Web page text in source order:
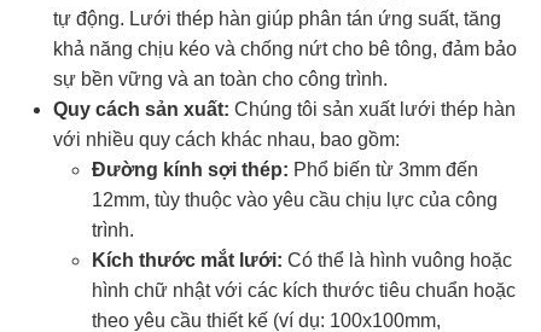
tự động. Lưới thép hàn giúp phân tán ứng suất, tăng
khả năng chịu kéo và chống nứt cho bê tông, đảm bảo
sự bền vững và an toàn cho công trình.
Quy cách sản xuất: Chúng tôi sản xuất lưới thép hàn
với nhiều quy cách khác nhau, bao gồm:
Đường kính sợi thép: Phổ biến từ 3mm đến
12mm, tùy thuộc vào yêu cầu chịu lực của công
trình.
Kích thước mắt lưới: Có thể là hình vuông hoặc
hình chữ nhật với các kích thước tiêu chuẩn hoặc
theo yêu cầu thiết kế (ví dụ: 100x100mm,